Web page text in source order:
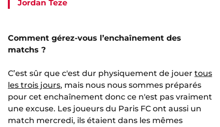
Jordan Teze
Comment gérez-vous l’enchaînement des
matchs ?
C’est sûr que c'est dur physiquement de jouer tous
les trois jours, mais nous nous sommes préparés
pour cet enchaînement donc ce n'est pas vraiment
une excuse. Les joueurs du Paris FC ont aussi un
match mercredi, ils étaient dans les mêmes